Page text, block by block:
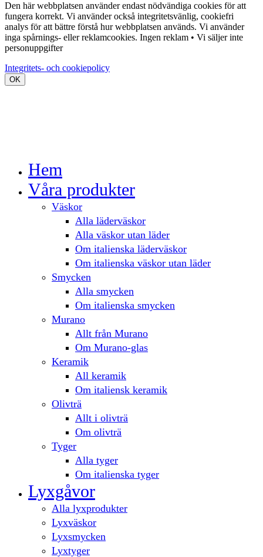
Den här webbplatsen använder endast nödvändiga cookies för att
fungera korrekt. Vi använder också integritetsvänlig, cookiefri
analys för att bättre förstå hur webbplatsen används. Vi använder
inga spårnings- eller reklamcookies. Ingen reklam • Vi säljer inte
personuppgifter
Integritets- och cookiepolicy
OK
Hem
Våra produkter
Väskor
Alla läderväskor
Alla väskor utan läder
Om italienska läderväskor
Om italienska väskor utan läder
Smycken
Alla smycken
Om italienska smycken
Murano
Allt från Murano
Om Murano-glas
Keramik
All keramik
Om italiensk keramik
Olivträ
Allt i olivträ
Om olivträ
Tyger
Alla tyger
Om italienska tyger
Lyxgåvor
Alla lyxprodukter
Lyxväskor
Lyxsmycken
Lyxtyger